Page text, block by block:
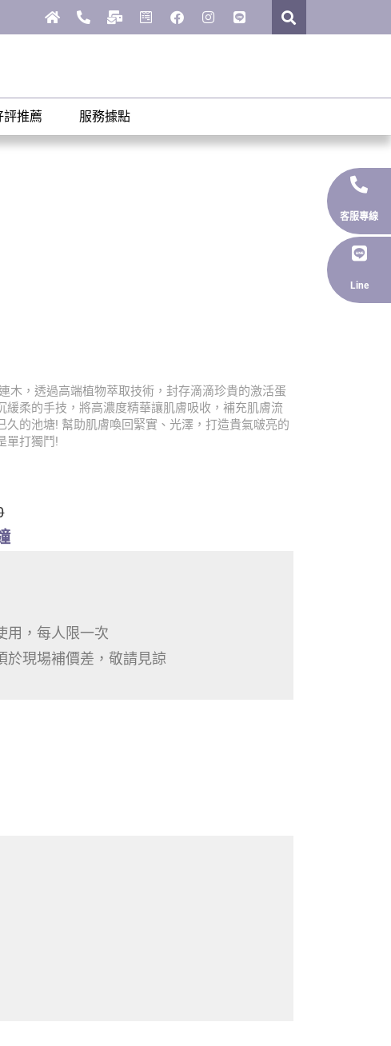
評推薦 服務據點
木，透過高端植物萃取技術，封存滴滴珍貴的激活蛋
緩柔的手技，將高濃度精華讓肌膚吸收，補充肌膚流
久的池塘! 幫助肌膚喚回緊實、光澤，打造貴氣啵亮的
單打獨鬥!
用，每人限一次
於現場補價差，敬請見諒
客服專線
Line